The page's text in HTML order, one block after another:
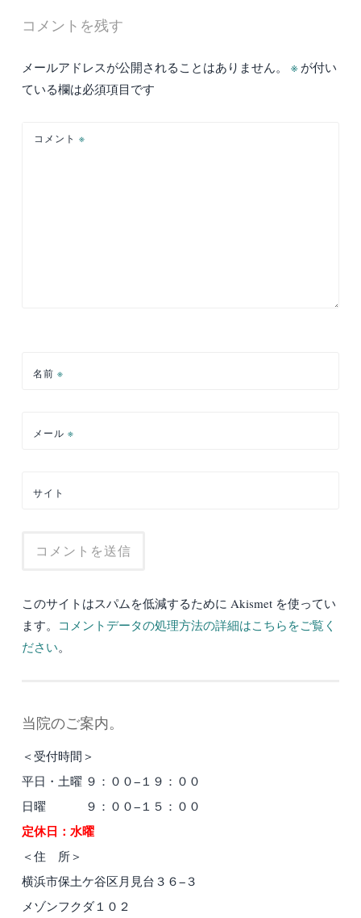
ー
シ
ン
コメントを残す
メールアドレスが公開されることはありません。 ※ が付い
ている欄は必須項目です
コメント ※
名前 ※
メール ※
サイト
このサイトはスパムを低減するために Akismet を使ってい
ます。 コメントデータの処理方法の詳細はこちらをご覧く
ださい。
当院のご案内。
＜受付時間＞
平日・土曜 ９：００−１９：００
日曜 ９：００−１５：００
定休日：水曜
＜住 所＞
横浜市保土ケ谷区月見台３６−３
メゾンフクダ１０２